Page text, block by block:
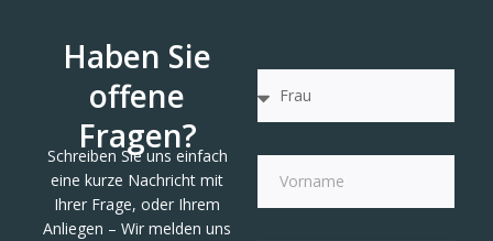
Haben Sie
offene
Fragen?
Schreiben Sie uns einfach
eine kurze Nachricht mit
Ihrer Frage, oder Ihrem
Anliegen – Wir melden uns